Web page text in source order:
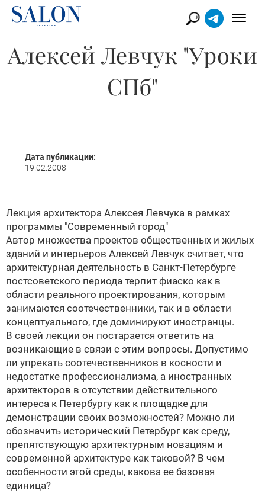
Алексей Левчук "Уроки
СПб"
Дата публикации:
19.02.2008
Лекция архитектора Алексея Левчука в рамках
программы "Современный город"
Автор множества проектов общественных и жилых
зданий и интерьеров Алексей Левчук считает, что
архитектурная деятельность в Санкт-Петербурге
постсоветского периода терпит фиаско как в
области реального проектирования, которым
занимаются соотечественники, так и в области
концептуального, где доминируют иностранцы.
В своей лекции он постарается ответить на
возникающие в связи с этим вопросы. Допустимо
ли упрекать соотечественников в косности и
недостатке профессионализма, а иностранных
архитекторов в отсутствии действительного
интереса к Петербургу как к площадке для
демонстрации своих возможностей? Можно ли
обозначить исторический Петербург как среду,
препятствующую архитектурным новациям и
современной архитектуре как таковой? В чем
особенности этой среды, какова ее базовая
единица?